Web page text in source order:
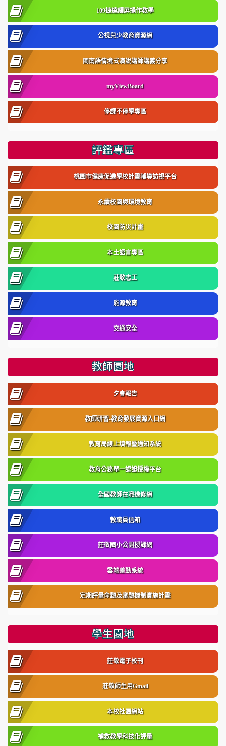
109捷達觸屏操作教學
公視兒少教育資源網
閩南語情境式演說講師講義分享
myViewBoard
停課不停學專區
評鑑專區
桃園市健康促進學校計畫輔導訪視平台
永續校園與環境教育
校園防災計畫
本土語言專區
莊敬志工
能源教育
交通安全
教師園地
夕會報告
教師研習-教育發展資源入口網
教育局線上填報暨通知系統
教育公務單一認證授權平台
全國教師在職進修網
教職員信箱
莊敬國小公開授課網
雲端差勤系統
定期評量命題及審題機制實施計畫
學生園地
莊敬電子校刊
莊敬師生用Gmail
本校社團網站
補救教學科技化評量